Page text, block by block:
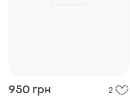
950 грн 2